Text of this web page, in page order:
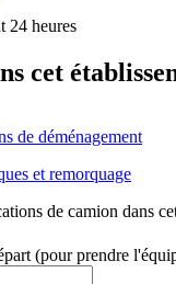
24 heures
cet
de déménagement
et remorquage
de camion dans
(pour prendre